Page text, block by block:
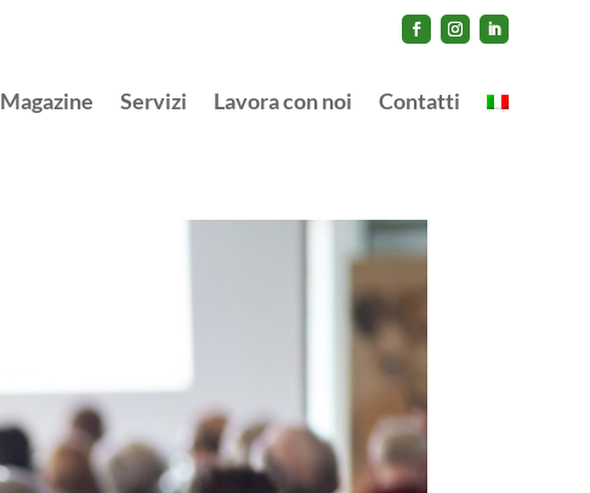
Magazine Servizi Lavora con noi Contatti